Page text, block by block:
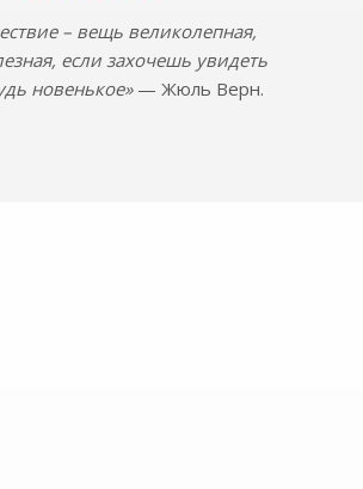
– вещь великолепная,
если захочешь увидеть
новенькое»— Жюль Верн.